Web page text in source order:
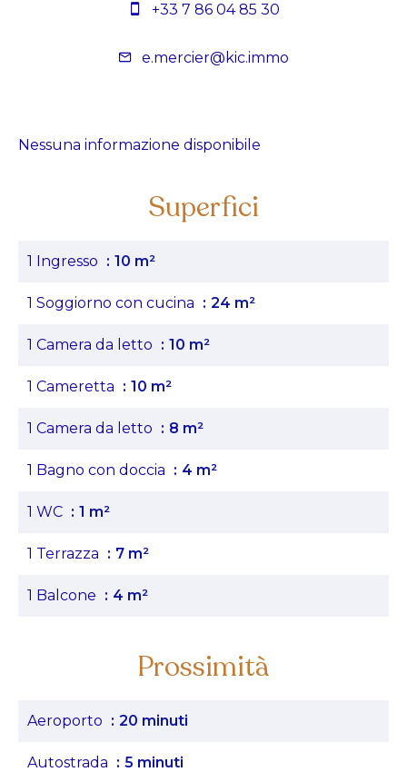
+33 7 86 04 85 30
e.mercier@kic.immo
Nessuna informazione disponibile
Superfici
1 Ingresso 10 m²
1 Soggiorno con cucina 24 m²
1 Camera da letto 10 m²
1 Cameretta 10 m²
1 Camera da letto 8 m²
1 Bagno con doccia 4 m²
1 WC 1 m²
1 Terrazza 7 m²
1 Balcone 4 m²
Prossimità
Aeroporto 20 minuti
Autostrada 5 minuti